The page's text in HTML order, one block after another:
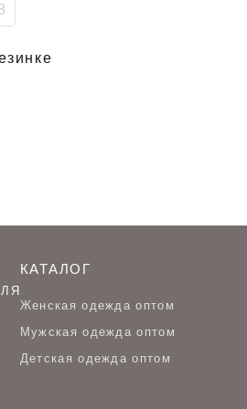
КАТАЛОГ
Женская одежда оптом
Мужская одежда оптом
Детская одежда оптом